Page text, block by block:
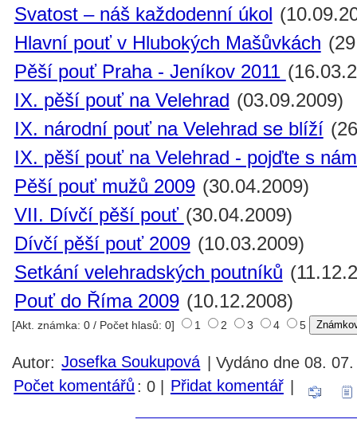
Svatost – náš každodenní úkol
Hlavní pouť v Hlubokých Mašůvkách
Pěší pouť Praha - Jeníkov 2011
IX. pěší pouť na Velehrad (03.09.2009)
IX. národní pouť na Velehrad se blíží
IX. pěší pouť na Velehrad - pojďte s
Pěší pouť mužů 2009 (30.04.2009)
VII. Dívčí pěší pouť (30.04.2009)
Dívčí pěší pouť 2009 (10.03.2009)
Setkání velehradských poutníků
Pouť do Říma 2009 (10.12.2008)
[Akt. známka: 0 / Počet hlasů: 0] 1 2 3 4 5
Autor: Josefka Soukupová | Vydáno dne 08.
Počet komentářů : 0 | Přidat komentář |